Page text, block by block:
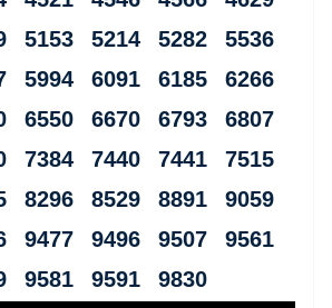
5153 5214 5282 5536
5994 6091 6185 6266
6550 6670 6793 6807
7384 7440 7441 7515
8296 8529 8891 9059
9477 9496 9507 9561
9581 9591 9830